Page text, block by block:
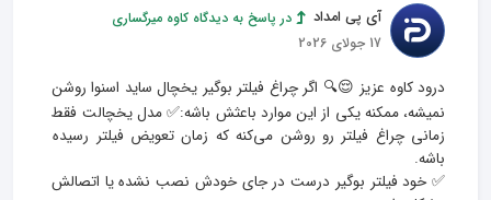
آی پی امداد
در پاسخ به دیدگاه کاوه میرگساری
17 جولای 2026
درود کاوه عزیز 😌🔍 اگر چراغ فیلتر بوگیر یخچال ساید اسنوا روشن
نمیشه، ممکنه یکی از این موارد باعثش باشه:✅ مدل یخچالت فقط
زمانی چراغ فیلتر رو روشن می‌کنه که زمان تعویض فیلتر رسیده
✅ خود فیلتر بوگیر درست در جای خودش نصب نشده یا اتصالش